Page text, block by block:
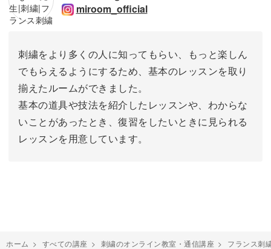
miroom_official
刺繍をより多くの人に知ってもらい、もっと楽しん
でもらえるようにするため、基本のレッスンを取り
揃えたルームができました。
基本の道具や技法を紹介したレッスンや、わからな
いことがあったとき、復習をしたいときに見られる
レッスンを用意しています。
ホーム > すべての講座 > 刺繍のオンライン教室・通信講座 > フランス刺